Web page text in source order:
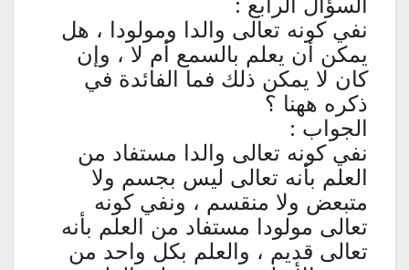
السؤال الرابع :
نفي كونه تعالى والدا ومولودا ، هل
يمكن أن يعلم بالسمع أم لا ، وإن
كان لا يمكن ذلك فما الفائدة في
ذكره ههنا ؟
الجواب :
نفي كونه تعالى والدا مستفاد من
العلم بأنه تعالى ليس بجسم ولا
متبعض ولا منقسم ، ونفي كونه
تعالى مولودا مستفاد من العلم بأنه
تعالى قديم ، والعلم بكل واحد من